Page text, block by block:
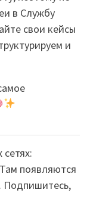
в Службу
свои кейсы
и
появляются
Подпишитесь,